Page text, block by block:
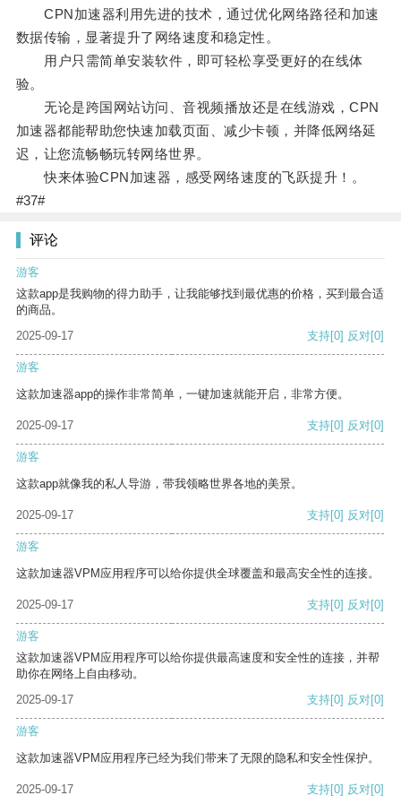
CPN加速器利用先进的技术，通过优化网络路径和加速
数据传输，显著提升了网络速度和稳定性。
用户只需简单安装软件，即可轻松享受更好的在线体
验。
无论是跨国网站访问、音视频播放还是在线游戏，CPN
加速器都能帮助您快速加载页面、减少卡顿，并降低网络延
迟，让您流畅畅玩转网络世界。
快来体验CPN加速器，感受网络速度的飞跃提升！。
#37#
评论
游客
这款app是我购物的得力助手，让我能够找到最优惠的价格，买到最合适
的商品。
2025-09-17
支持[0] 反对[0]
游客
这款加速器app的操作非常简单，一键加速就能开启，非常方便。
2025-09-17 支持[0] 反对[0]
游客
这款app就像我的私人导游，带我领略世界各地的美景。
2025-09-17 支持[0] 反对[0]
游客
这款加速器VPM应用程序可以给你提供全球覆盖和最高安全性的连接。
2025-09-17 支持[0] 反对[0]
游客
这款加速器VPM应用程序可以给你提供最高速度和安全性的连接，并帮
助你在网络上自由移动。
2025-09-17
支持[0] 反对[0]
游客
这款加速器VPM应用程序已经为我们带来了无限的隐私和安全性保护。
2025-09-17 支持[0] 反对[0]